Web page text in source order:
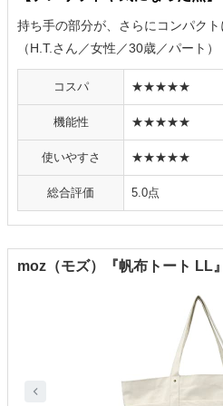
持ち手の部分が、さらにコンパクト
（H.T.さん／女性／30歳／パート）
コスパ ★★★★★
機能性 ★★★★★
使いやすさ ★★★★★
総合評価 5.0点
moz（モズ）『帆布トート LL』